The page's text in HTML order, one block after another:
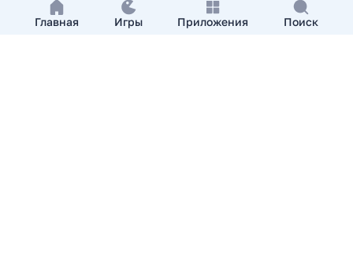
Главная Игры Приложения Поиск